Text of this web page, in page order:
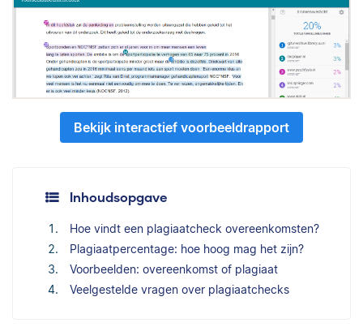
Bekijk interactief voorbeeldrapport
Inhoudsopgave
Hoe vindt een plagiaatcheck overeenkomsten?
Plagiaatpercentage: hoe hoog mag het zijn?
Voorbeelden: overeenkomst of plagiaat
Veelgestelde vragen over plagiaatchecks